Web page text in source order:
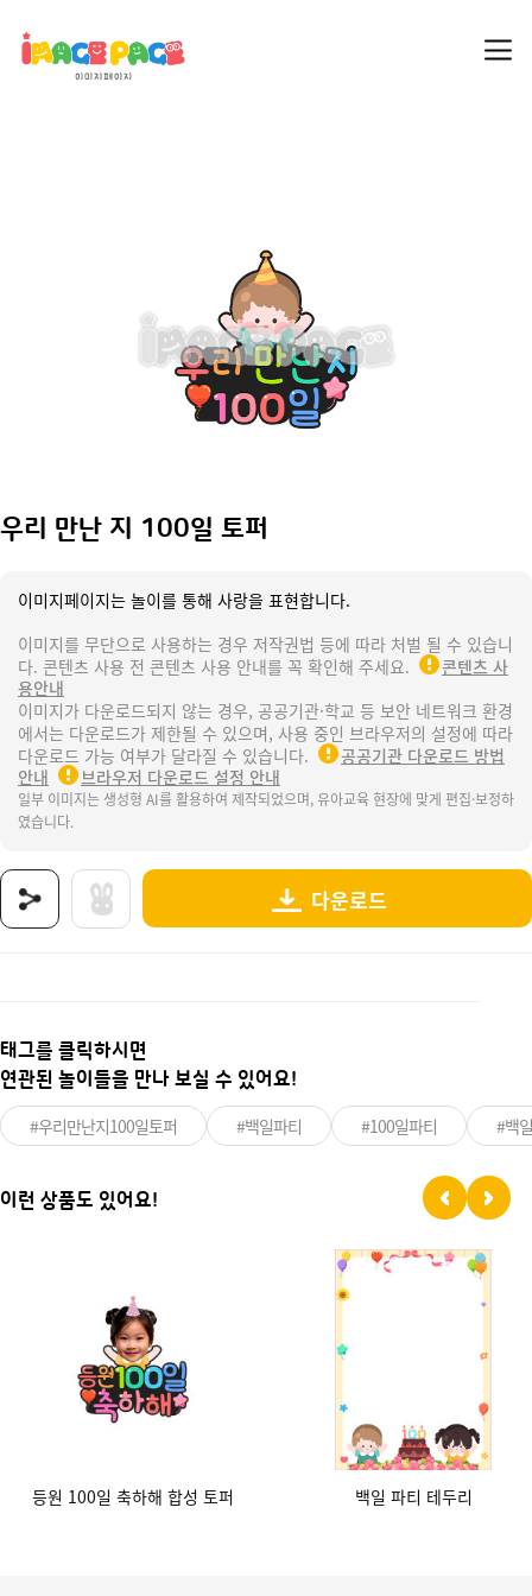
우리 만난 지 100일 토퍼
이미지페이지는 놀이를 통해 사랑을 표현합니다.
이미지를 무단으로 사용하는 경우 저작권법 등에 따라 처벌 될 수 있습니
다. 콘텐츠 사용 전 콘텐츠 사용 안내를 꼭 확인해 주세요.
콘텐츠 사
용안내
이미지가 다운로드되지 않는 경우, 공공기관·학교 등 보안 네트워크 환경
에서는 다운로드가 제한될 수 있으며, 사용 중인 브라우저의 설정에 따라
다운로드 가능 여부가 달라질 수 있습니다.
공공기관 다운로드 방법
안내
브라우저 다운로드 설정 안내
일부 이미지는 생성형 AI를 활용하여 제작되었으며, 유아교육 현장에 맞게 편집·보정하
였습니다.
다운로드
태그를 클릭하시면
연관된 놀이들을 만나 보실 수 있어요!
#우리만난지100일토퍼 #백일파티 #100일파티 #백
이런 상품도 있어요!
등원 100일 축하해 합성 토퍼 백일 파티 테두리